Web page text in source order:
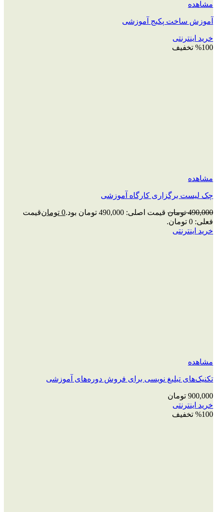
مشاهده
آموزش ساخت پکیج آموزشی
خرید اینترنتی
%100 تخفیف
مشاهده
چک‌ لیست برگزاری کارگاه آموزشی
490,000 تومان قیمت اصلی: 490,000 تومان بود. 0 تومانقیمت
فعلی: 0 تومان.
خرید اینترنتی
مشاهده
تکنیک‌های تبلیغ نویسی برای فروش دوره‌های آموزشی
900,000 تومان
خرید اینترنتی
%100 تخفیف